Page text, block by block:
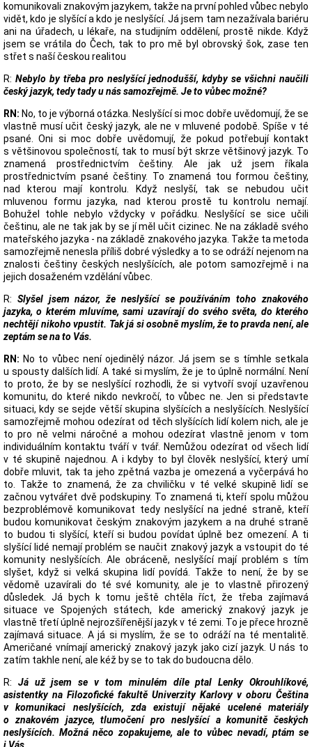
komunikovali znakovým jazykem, takže na první pohled vůbec nebylo
vidět, kdo je slyšící a kdo je neslyšící. Já jsem tam nezažívala bariéru
ani na úřadech, u lékaře, na studijním oddělení, prostě nikde. Když
jsem se vrátila do Čech, tak to pro mě byl obrovský šok, zase ten
střet s naší českou realitou
R: Nebylo by třeba pro neslyšící jednodušší, kdyby se všichni naučili
český jazyk, tedy tady u nás samozřejmě. Je to vůbec možné?
RN: No, to je výborná otázka. Neslyšící si moc dobře uvědomují, že se
vlastně musí učit český jazyk, ale ne v mluvené podobě. Spíše v té
psané. Oni si moc dobře uvědomují, že pokud potřebují kontakt
s většinovou společností, tak to musí být skrze většinový jazyk. To
znamená prostřednictvím češtiny. Ale jak už jsem říkala
prostřednictvím psané češtiny. To znamená tou formou češtiny,
nad kterou mají kontrolu. Když neslyší, tak se nebudou učit
mluvenou formu jazyka, nad kterou prostě tu kontrolu nemají.
Bohužel tohle nebylo vždycky v pořádku. Neslyšící se sice učili
češtinu, ale ne tak jak by se jí měl učit cizinec. Ne na základě svého
mateřského jazyka - na základě znakového jazyka. Takže ta metoda
samozřejmě nenesla příliš dobré výsledky a to se odráží nejenom na
znalosti češtiny českých neslyšících, ale potom samozřejmě i na
jejich dosaženém vzdělání vůbec.
R: Slyšel jsem názor, že neslyšící se používáním toho znakového
jazyka, o kterém mluvíme, sami uzavírají do svého světa, do kterého
nechtějí nikoho vpustit. Tak já si osobně myslím, že to pravda není, ale
zeptám se na to Vás.
RN: No to vůbec není ojedinělý názor. Já jsem se s tímhle setkala
u spousty dalších lidí. A také si myslím, že je to úplně normální. Není
to proto, že by se neslyšící rozhodli, že si vytvoří svojí uzavřenou
komunitu, do které nikdo nevkročí, to vůbec ne. Jen si představte
situaci, kdy se sejde větší skupina slyšících a neslyšících. Neslyšící
samozřejmě mohou odezírat od těch slyšících lidí kolem nich, ale je
to pro ně velmi náročné a mohou odezírat vlastně jenom v tom
individuálním kontaktu tváří v tvář. Nemůžou odezírat od všech lidí
v té skupině najednou. A i kdyby to byl člověk neslyšící, který umí
dobře mluvit, tak ta jeho zpětná vazba je omezená a vyčerpává ho
to. Takže to znamená, že za chviličku v té velké skupině lidí se
začnou vytvářet dvě podskupiny. To znamená ti, kteří spolu můžou
bezproblémově komunikovat tedy neslyšící na jedné straně, kteří
budou komunikovat českým znakovým jazykem a na druhé straně
to budou ti slyšící, kteří si budou povídat úplně bez omezení. A ti
slyšící lidé nemají problém se naučit znakový jazyk a vstoupit do té
komunity neslyšících. Ale obráceně, neslyšící mají problém s tím
slyšet, když si velká skupina lidí povídá. Takže to není, že by se
vědomě uzavírali do té své komunity, ale je to vlastně přirozený
důsledek. Já bych k tomu ještě chtěla říct, že třeba zajímavá
situace ve Spojených státech, kde americký znakový jazyk je
vlastně třetí úplně nejrozšířenější jazyk v té zemi. To je přece hrozně
zajímavá situace. A já si myslím, že se to odráží na té mentalitě.
Američané vnímají americký znakový jazyk jako cizí jazyk. U nás to
zatím takhle není, ale kéž by se to tak do budoucna dělo.
R: Já už jsem se v tom minulém díle ptal Lenky Okrouhlíkové,
asistentky na Filozofické fakultě Univerzity Karlovy v oboru Čeština
v komunikaci neslyšících, zda existují nějaké ucelené materiály
o znakovém jazyce, tlumočení pro neslyšící a komunitě českých
neslyšících. Možná něco zopakujeme, ale to vůbec nevadí, ptám se